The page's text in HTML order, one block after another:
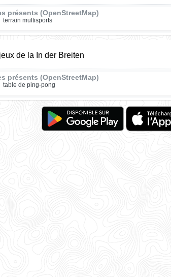
présents (OpenStreetMap)
terrain multisports
de la In der Breiten
présents (OpenStreetMap)
table de ping-pong